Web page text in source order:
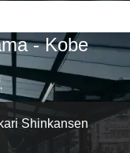
- Kobe
Shinkansen